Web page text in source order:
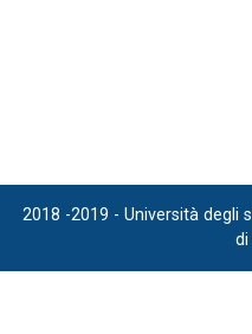
2018 -2019 - Università degli
di